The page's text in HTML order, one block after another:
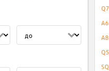
Q7
A6
A8
Q5